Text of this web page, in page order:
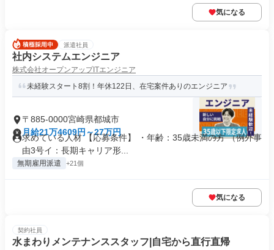
気になる
派遣社員
社内システムエンジニア
株式会社オープンアップITエンジニア
未経験スタート8割！年休122日、在宅案件ありのエンジニア
〒885-0000宮崎県都城市
月給21万4609円～27万円
求めている人材 【応募条件】 ・年齢：35歳未満の方 （例外事
由3号イ：長期キャリア形...
無期雇用派遣 +21個
気になる
契約社員
水まわりメンテナンススタッフ|自宅から直行直帰